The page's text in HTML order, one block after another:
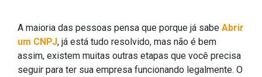
A maioria das pessoas pensa que porque já sabe Abrir
um CNPJ, já está tudo resolvido, mas não é bem
assim, existem muitas outras etapas que você precisa
seguir para ter sua empresa funcionando legalmente. O